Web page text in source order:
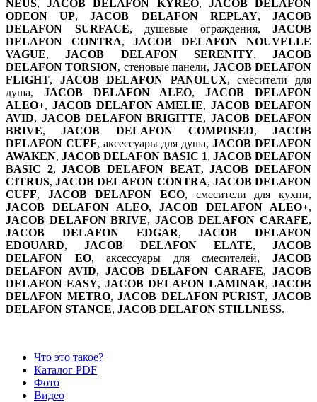
NEUS,JACOB DELAFON KYREO, JACOB DELAFON
ODEON UP,JACOB DELAFON REPLAY,JACOB
DELAFON SURFACE, душевые ограждения, JACOB
DELAFON CONTRA, JACOB DELAFON NOUVELLE
VAGUE,JACOB DELAFON SERENITY, JACOB
DELAFON TORSION, стеновые панели, JACOB DELAFON
FLIGHT, JACOB DELAFON PANOLUX, смесители для
душа, JACOB DELAFON ALEO,JACOB DELAFON
ALEO+, JACOB DELAFON AMELIE,JACOB DELAFON
AVID, JACOB DELAFON BRIGITTE,JACOB DELAFON
BRIVE,JACOB DELAFON COMPOSED, JACOB
DELAFON CUFF, аксессуары для душа, JACOB DELAFON
AWAKEN,JACOB DELAFON BASIC 1, JACOB DELAFON
BASIC 2,JACOB DELAFON BEAT,JACOB DELAFON
CITRUS,JACOB DELAFON CONTRA, JACOB DELAFON
CUFF, JACOB DELAFON ECO, смесители для кухни,
JACOB DELAFON ALEO, JACOB DELAFON ALEO+,
JACOB DELAFON BRIVE, JACOB DELAFON CARAFE,
JACOB DELAFON EDGAR,JACOB DELAFON
EDOUARD, JACOB DELAFON ELATE, JACOB
DELAFON EO, аксессуары для смесителей,JACOB
DELAFON AVID,JACOB DELAFON CARAFE,JACOB
DELAFON EASY, JACOB DELAFON LAMINAR, JACOB
DELAFON METRO,JACOB DELAFON PURIST,JACOB
DELAFON STANCE, JACOB DELAFON STILLNESS.
Что это такое?
Каталог PDF
Фото
Видео